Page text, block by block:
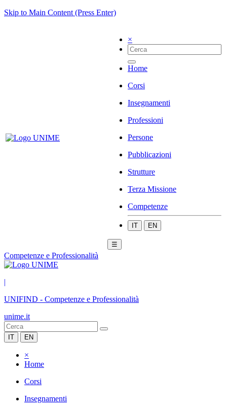
Skip to Main Content (Press Enter)
×
Home
Corsi
Insegnamenti
Professioni
Persone
Pubblicazioni
Strutture
Terza Missione
Competenze
IT EN
☰
Competenze e Professionalità
|
UNIFIND - Competenze e Professionalità
unime.it
IT EN
×
Home
Corsi
Insegnamenti